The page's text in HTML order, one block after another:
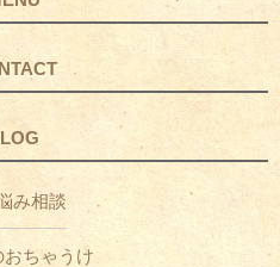
み相談
おちゃうけ